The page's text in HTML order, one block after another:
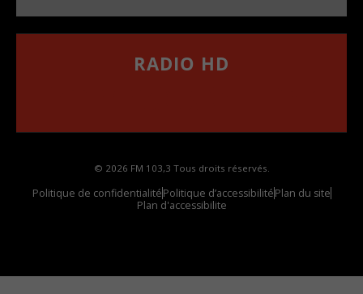
RADIO HD
© 2026 FM 103,3 Tous droits réservés.
Politique de confidentialitéPolitique d’accessibilitéPlan du site
Plan d'accessibilite